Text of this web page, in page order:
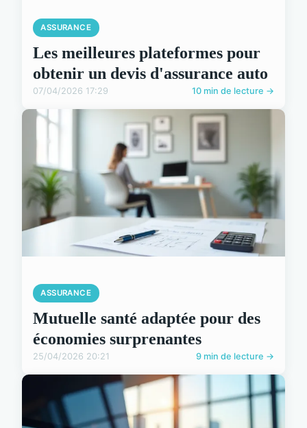
ASSURANCE
Les meilleures plateformes pour
obtenir un devis d'assurance auto
07/04/2026 17:29 10 min de lecture →
ASSURANCE
Mutuelle santé adaptée pour des
économies surprenantes
25/04/2026 20:21 9 min de lecture →